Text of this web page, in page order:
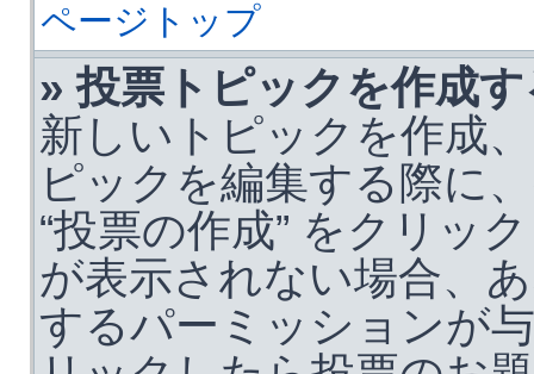
ページトップ
» 投票トピックを作成
新しいトピックを作成
ピックを編集する際に
“投票の作成” をクリッ
が表示されない場合、
するパーミッションが